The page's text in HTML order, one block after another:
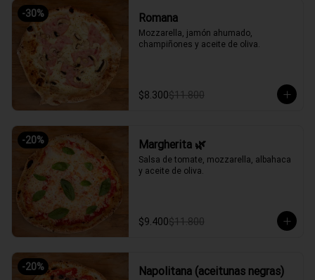
-30% Romana
Mozzarella, jamón ahumado,
champiñones y aceite de oliva.
$8.300$11.800
-20% Margherita 🌿
Salsa de tomate, mozzarella, albahaca
y aceite de oliva.
$9.400$11.800
-20% Napolitana (aceitunas negras)